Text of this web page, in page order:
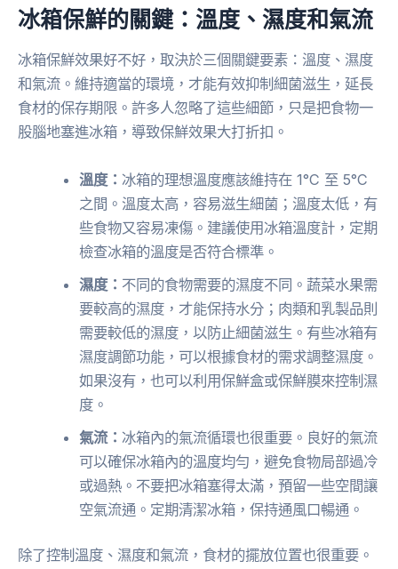
冰箱保鮮的關鍵：溫度、濕度和氣流
冰箱保鮮效果好不好，取決於三個關鍵要素：溫度、濕度
和氣流。維持適當的環境，才能有效抑制細菌滋生，延長
食材的保存期限。許多人忽略了這些細節，只是把食物一
股腦地塞進冰箱，導致保鮮效果大打折扣。
溫度： 冰箱的理想溫度應該維持在 1°C 至 5°C
之間。溫度太高，容易滋生細菌；溫度太低，有
些食物又容易凍傷。建議使用冰箱溫度計，定期
檢查冰箱的溫度是否符合標準。
濕度： 不同的食物需要的濕度不同。蔬菜水果需
要較高的濕度，才能保持水分；肉類和乳製品則
需要較低的濕度，以防止細菌滋生。有些冰箱有
濕度調節功能，可以根據食材的需求調整濕度。
如果沒有，也可以利用保鮮盒或保鮮膜來控制濕
度。
氣流： 冰箱內的氣流循環也很重要。良好的氣流
可以確保冰箱內的溫度均勻，避免食物局部過冷
或過熱。不要把冰箱塞得太滿，預留一些空間讓
空氣流通。定期清潔冰箱，保持通風口暢通。
除了控制溫度、濕度和氣流，食材的擺放位置也很重要。